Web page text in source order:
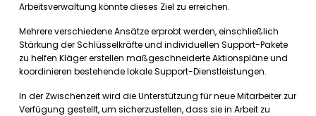
Arbeitsverwaltung könnte dieses Ziel zu erreichen.
Mehrere verschiedene Ansätze erprobt werden, einschließlich
Stärkung der Schlüsselkräfte und individuellen Support-Pakete
zu helfen Kläger erstellen maßgeschneiderte Aktionspläne und
koordinieren bestehende lokale Support-Dienstleistungen.
In der Zwischenzeit wird die Unterstützung für neue Mitarbeiter zur
Verfügung gestellt, um sicherzustellen, dass sie in Arbeit zu